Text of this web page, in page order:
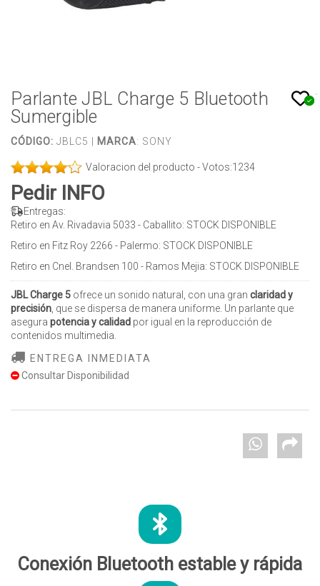
Parlante JBL Charge 5 Bluetooth
Sumergible
CÓDIGO: JBLC5 | MARCA: SONY
Valoracion del producto - Votos:1234
Pedir INFO
Entregas:
Retiro en Av. Rivadavia 5033 - Caballito: STOCK DISPONIBLE
Retiro en Fitz Roy 2266 - Palermo: STOCK DISPONIBLE
Retiro en Cnel. Brandsen 100 - Ramos Mejia: STOCK DISPONIBLE
JBL Charge 5 ofrece un sonido natural, con una gran claridad y
precisión , que se dispersa de manera uniforme. Un parlante que
asegura potencia y calidad por igual en la reproducción de
contenidos multimedia.
ENTREGA INMEDIATA
Consultar Disponibilidad
Conexión Bluetooth estable y rápida